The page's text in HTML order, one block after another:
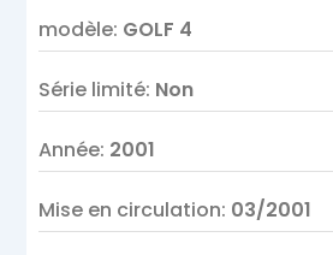
modèle: GOLF 4
Série limité: Non
Année: 2001
Mise en circulation: 03/2001